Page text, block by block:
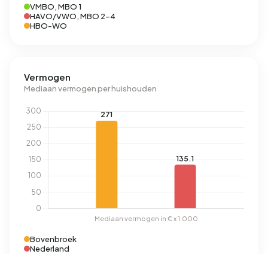
VMBO, MBO 1
HAVO/VWO, MBO 2-4
HBO-WO
Vermogen
Mediaan vermogen per huishouden
Bovenbroek
Nederland